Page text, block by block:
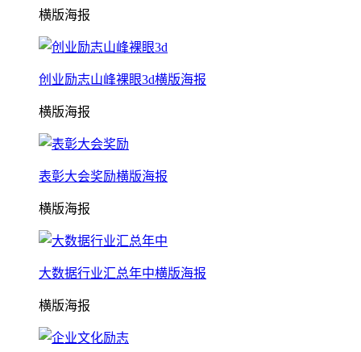
横版海报
创业励志山峰裸眼3d横版海报
横版海报
表彰大会奖励横版海报
横版海报
大数据行业汇总年中横版海报
横版海报